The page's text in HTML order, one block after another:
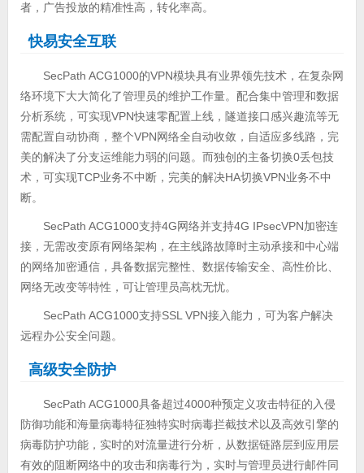
者，广告投放的精准性高，转化率高。
快易安全互联
SecPath ACG1000的VPN模块具有业界领先技术，在复杂网
络环境下大大简化了管理员的维护工作量。配合集中管理和数据
分析系统，可实现VPN快速零配置上线，隧道接口感兴趣流等无
需配置自动协商，整个VPN网络全自动收敛，自适应多线路，完
美的解决了分支运维能力弱的问题。而独创的主备切换0丢包技
术，可实现TCP业务不中断，完美的解决HA切换VPN业务不中
断。
SecPath ACG1000支持4G网络并支持4G IPsecVPN加密连
接，无需改变原有网络架构，在主线路故障时主动承接和中心端
的网络加密通信，具备数据完整性、数据传输安全、高性价比、
网络无改变等特性，可让管理员高枕无忧。
SecPath ACG1000支持SSL VPN接入能力，可为客户解决
远程办公安全问题。
高级安全防护
SecPath ACG1000具备超过4000种预定义攻击特征的入侵
防御功能和海量病毒特征独特实时病毒拦截技术以及高效引擎的
病毒防护功能，实时的对流量进行分析，从数据链路层到应用层
有效的阻断网络中的攻击和病毒行为，实时与管理员进行邮件同